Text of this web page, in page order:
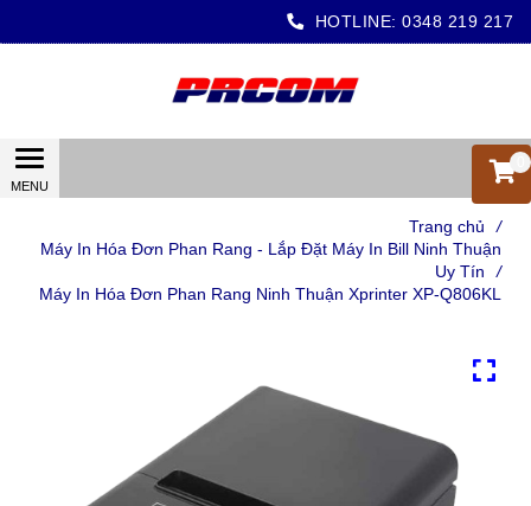
HOTLINE: 0348 219 217
Trang chủ
/
Máy In Hóa Đơn Phan Rang - Lắp Đặt Máy In Bill Ninh Thuận
Uy Tín
/
Máy In Hóa Đơn Phan Rang Ninh Thuận Xprinter XP-Q806KL